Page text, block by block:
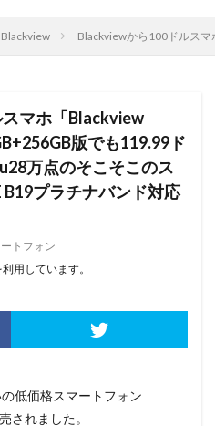
Blackview Blackviewから100ドルスマ
マホ「Blackview
版でも119.99ド
万点のそこそこのス
B19プラチナバンド対応
トフォン
用しています。
低価格スマートフォン
されました。